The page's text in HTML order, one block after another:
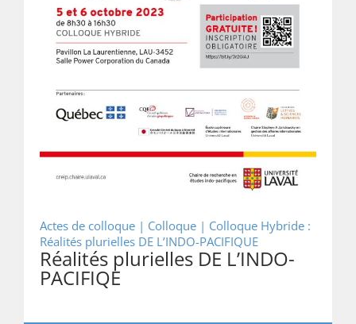
Actes de colloque | Colloque | Colloque Hybride :
Réalités plurielles DE L’INDO-PACIFIQUE
Réalités plurielles DE L’INDO-
PACIFIQE